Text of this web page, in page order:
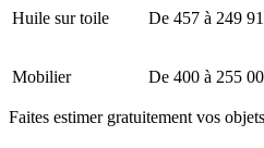
Huile sur toile De 457 à 249
Mobilier De 400 à 255
Faites estimer gratuitement vos